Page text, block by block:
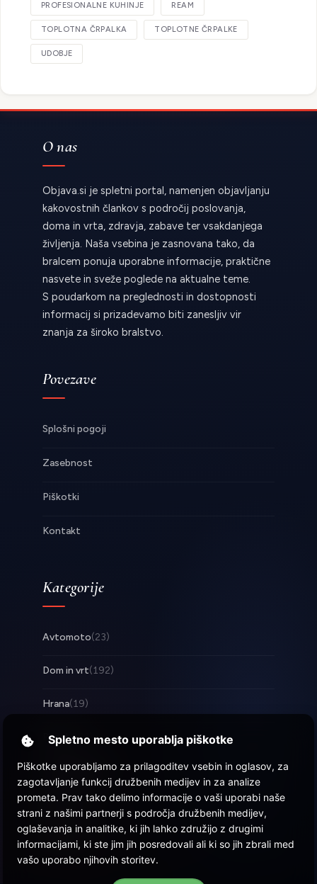
PROFESIONALNE KUHINJE REAM
TOPLOTNA ČRPALKA TOPLOTNE ČRPALKE
UDOBJE
O nas
Objava.si je spletni portal, namenjen objavljanju
kakovostnih člankov s področij poslovanja,
doma in vrta, zdravja, zabave ter vsakdanjega
življenja. Naša vsebina je zasnovana tako, da
bralcem ponuja uporabne informacije, praktične
nasvete in sveže poglede na aktualne teme.
S poudarkom na preglednosti in dostopnosti
informacij si prizadevamo biti zanesljiv vir
znanja za široko bralstvo.
Povezave
Splošni pogoji
Zasebnost
Piškotki
Kontakt
Kategorije
Avtomoto(23)
Dom in vrt(192)
Hrana(19)
Posel(253)
Tehnologija(17)
Zabava(58)
Zdravje(22)
Spletno mesto uporablja piškotke
Piškotke uporabljamo za prilagoditev vsebin in oglasov, za
zagotavljanje funkcij družbenih medijev in za analize
prometa. Prav tako delimo informacije o vaši uporabi naše
strani z našimi partnerji s področja družbenih medijev,
oglaševanja in analitike, ki jih lahko združijo z drugimi
informacijami, ki ste jim jih posredovali ali ki so jih zbrali med
vašo uporabo njihovih storitev.